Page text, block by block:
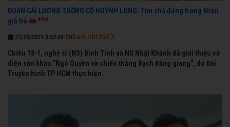
ĐOÀN CẢI LƯƠNG TUỒNG CỔ HUỲNH LONG: Tìm chỗ đứng trong khán
giả trẻ
4796
27/10/2021 3:03:09 CH
Chiều 18-1, nghệ sĩ (NS) Bình Tinh và NS Nhật Khánh đã giới thiệu vở
diễn sân khấu "Ngô Quyền và chiến thắng Bạch Đằng giang", do Đài
Truyền hình TP HCM thực hiện.
Xem chi tiết